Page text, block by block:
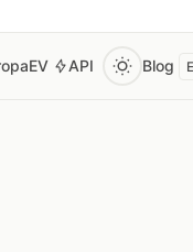
EV API Blog